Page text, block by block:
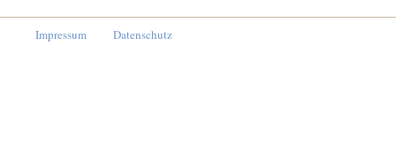
Impressum Datenschutz